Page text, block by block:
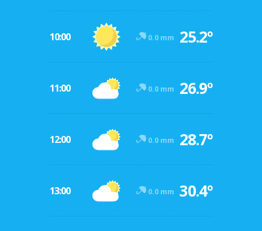
10:00 0.0 mm 25.2º
11:00 0.0 mm 26.9º
12:00 0.0 mm 28.7º
13:00 0.0 mm 30.4º